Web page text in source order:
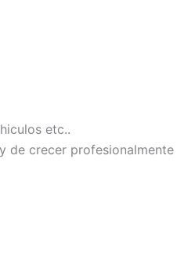
etc..
de crecer profesionalmente